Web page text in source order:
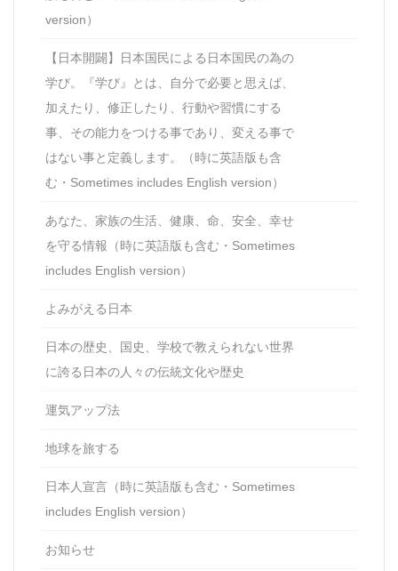
version）
【日本開闢】日本国民による日本国民の為の
学び。『学び』とは、自分で必要と思えば、
加えたり、修正したり、行動や習慣にする
事、その能力をつける事であり、変える事で
はない事と定義します。（時に英語版も含
む・Sometimes includes English version）
あなた、家族の生活、健康、命、安全、幸せ
を守る情報（時に英語版も含む・Sometimes
includes English version）
よみがえる日本
日本の歴史、国史、学校で教えられない世界
に誇る日本の人々の伝統文化や歴史
運気アップ法
地球を旅する
日本人宣言（時に英語版も含む・Sometimes
includes English version）
お知らせ